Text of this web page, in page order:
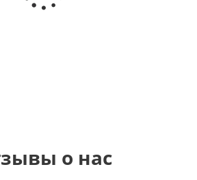
Сердце розовое
о нас